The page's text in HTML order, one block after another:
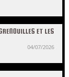
ET LES
04/07/2026